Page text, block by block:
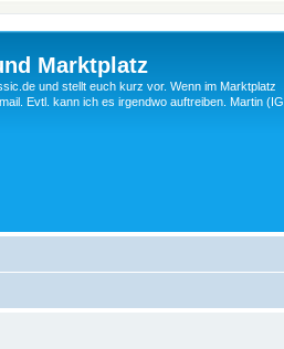
Marktplatz
und stellt euch kurz vor. Wenn im Marktplatz
Evtl. kann ich es irgendwo auftreiben. Martin (IG